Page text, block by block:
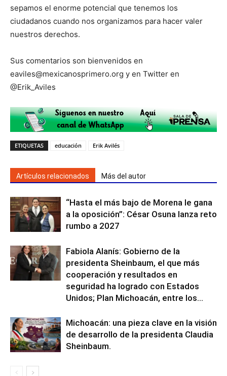
sepamos el enorme potencial que tenemos los
ciudadanos cuando nos organizamos para hacer valer
nuestros derechos.
Sus comentarios son bienvenidos en
eaviles@mexicanosprimero.org y en Twitter en
@Erik_Aviles
ETIQUETAS educación Erik Avilés
Artículos relacionados Más del autor
“Hasta el más bajo de Morena le gana
a la oposición”: César Osuna lanza reto
rumbo a 2027
Fabiola Alanís: Gobierno de la
presidenta Sheinbaum, el que más
cooperación y resultados en
seguridad ha logrado con Estados
Unidos; Plan Michoacán, entre los...
Michoacán: una pieza clave en la visión
de desarrollo de la presidenta Claudia
Sheinbaum.